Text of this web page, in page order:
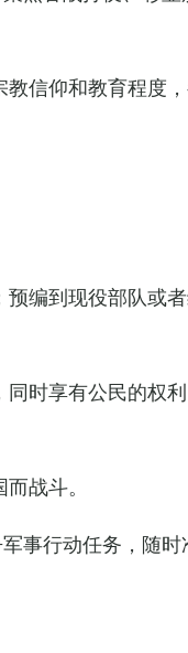
信仰和教育程度
编到现役部队或
时享有公民的权
战斗。
事行动任务，随时